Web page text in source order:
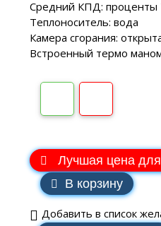
Средний КПД: проценты
Теплоноситель: вода
Камера сгорания:
Встроенный термо
Лучшая цена
В корзину
Добавить в список